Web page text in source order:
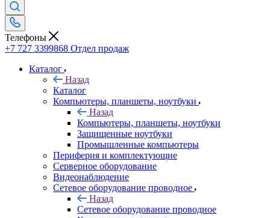
Телефоны
+7 727 3399868 Отдел продаж
Каталог
Назад
Каталог
Компьютеры, планшеты, ноутбуки
Назад
Компьютеры, планшеты, ноутбуки
Защищенные ноутбуки
Промышленные компьютеры
Периферия и комплектующие
Серверное оборудование
Видеонаблюдение
Сетевое оборудование проводное
Назад
Сетевое оборудование проводное